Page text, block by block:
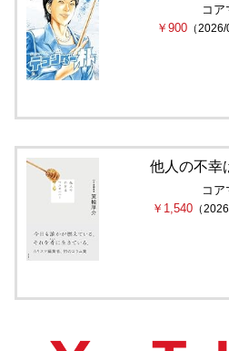
コア
￥900 （
他人の不幸
コア
￥1,540（